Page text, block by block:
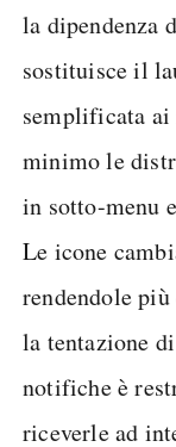
la dipendenza
sostituisce il
semplificata
minimo le
in sotto-menu
Le icone
rendendole
la tentazione
notifiche è
riceverle ad